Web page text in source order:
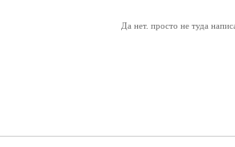
Да нет. просто не туда